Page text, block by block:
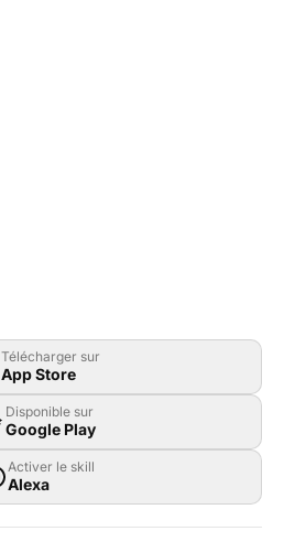
Télécharger sur
App Store
Disponible sur
Google Play
Activer le skill
Alexa